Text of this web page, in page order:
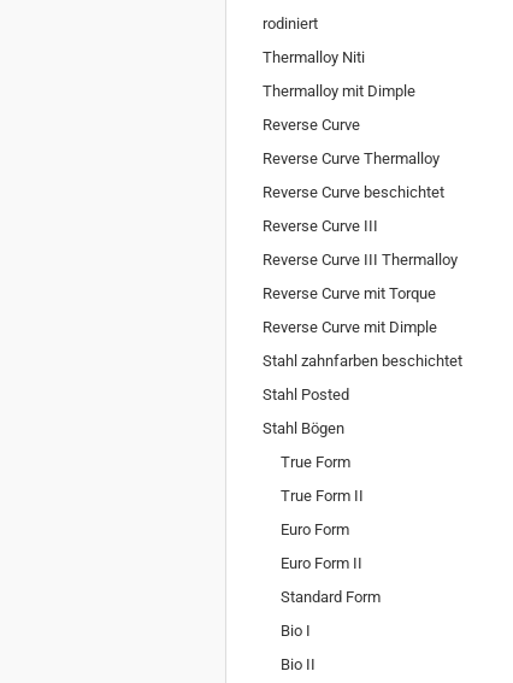
rodiniert
Thermalloy Niti
Thermalloy mit Dimple
Reverse Curve
Reverse Curve Thermalloy
Reverse Curve beschichtet
Reverse Curve III
Reverse Curve III Thermalloy
Reverse Curve mit Torque
Reverse Curve mit Dimple
Stahl zahnfarben beschichtet
Stahl Posted
Stahl Bögen
True Form
True Form II
Euro Form
Euro Form II
Standard Form
Bio I
Bio II